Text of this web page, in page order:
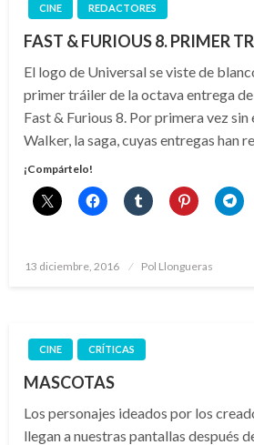
CINE REDACTORES
FAST & FURIOUS 8. PRIMER
El logo de Universal se viste de
primer tráiler de la octava entrega
Fast & Furious 8. Por primera vez sin
Walker, la saga, cuyas entregas han
¡Compártelo!
Publicado
13 diciembre, 2016 Pol Llongueras
CINE CRÍTICAS
MASCOTAS
Los personajes ideados por los
llegan a nuestras pantallas después